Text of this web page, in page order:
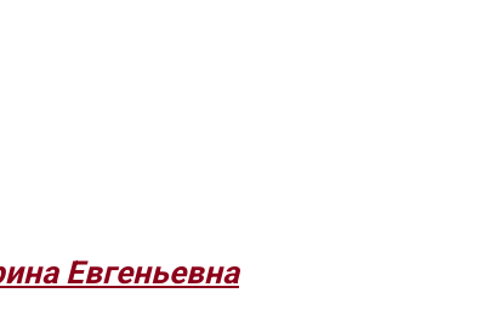
Евгеньевна